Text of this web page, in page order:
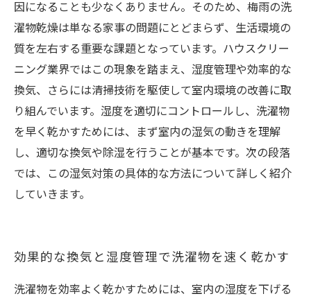
因になることも少なくありません。そのため、梅雨の洗
濯物乾燥は単なる家事の問題にとどまらず、生活環境の
質を左右する重要な課題となっています。ハウスクリー
ニング業界ではこの現象を踏まえ、湿度管理や効率的な
換気、さらには清掃技術を駆使して室内環境の改善に取
り組んでいます。湿度を適切にコントロールし、洗濯物
を早く乾かすためには、まず室内の湿気の動きを理解
し、適切な換気や除湿を行うことが基本です。次の段落
では、この湿気対策の具体的な方法について詳しく紹介
していきます。
効果的な換気と湿度管理で洗濯物を速く乾かす
洗濯物を効率よく乾かすためには、室内の湿度を下げる